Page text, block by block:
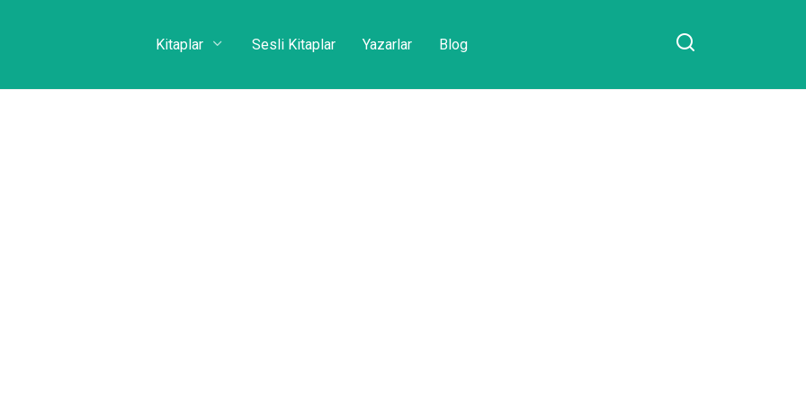
Kitaplar Sesli Kitaplar Yazarlar Blog